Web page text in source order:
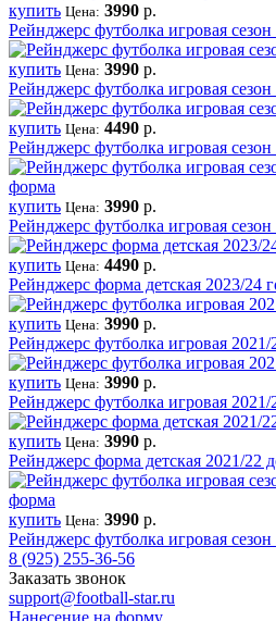
купить Цена: 3990 р.
Рейнджерс футболка игровая
купить Цена: 3990 р.
Рейнджерс футболка игровая сезон
купить Цена: 4490 р.
Рейнджерс футболка игровая сезон
купить Цена: 3990 р.
Рейнджерс футболка игровая
купить Цена: 4490 р.
Рейнджерс форма детская 2023/24
купить Цена: 3990 р.
Рейнджерс футболка игровая 2021/
купить Цена: 3990 р.
Рейнджерс футболка игровая
купить Цена: 3990 р.
Рейнджерс форма детская 2021/
купить Цена: 3990 р.
Рейнджерс футболка игровая
8 (925) 255-36-56
Заказать звонок
support@football-star.ru